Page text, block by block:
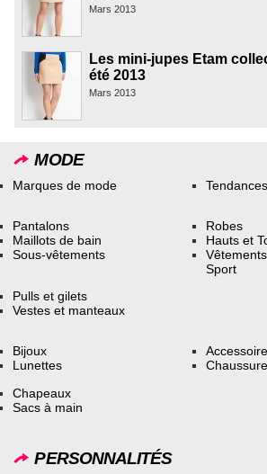
Mars 2013
Les mini-jupes Etam
été 2013
Mars 2013
MODE
Marques de mode
Pantalons
Maillots de bain
Sous-vêtements
Robes
Hauts et
Sport
Pulls et gilets
Vestes et manteaux
Bijoux
Lunettes
Chapeaux
Sacs à main
PERSONNALITÉS